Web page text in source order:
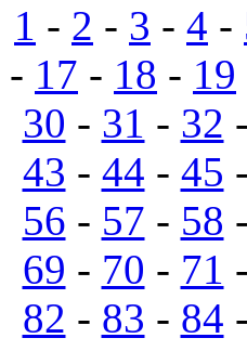
1 - 2 - 3 - 4 -
- 17 - 18 - 19
30 - 31 - 32 -
43 - 44 - 45 -
56 - 57 - 58 -
69 - 70 - 71 -
82 - 83 - 84 -